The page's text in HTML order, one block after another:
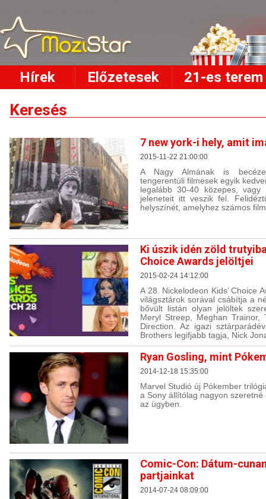
Hírek Előzetesek 21-es terem
Keresés
7 new york-i hely, amit
2015-11-22 21:00:00
A Nagy Almának is
tengerentúli filmesek egyik
legalább 30-40 közepes, vagy
jeleneteit itt veszik fel.
helyszínét, amelyhez számos
Ki úszik idén zöld
Choice Awards jelöltjei
2015-02-24 14:12:00
A 28. Nickelodeon Kids’ Choice
világsztárok sorával csábítja a
bővült listán olyan jelöltek
Meryl Streep, Meghan
Direction. Az igazi
Brothers legifjabb tagja, Nick
Ryan Gosling, mint
2014-12-18 15:35:00
Marvel Studió új Pókember
a Sony állítólag nagyon
az ügyben.
Comic-Con: Dátum-
partjainkat
2014-07-24 08:09:00